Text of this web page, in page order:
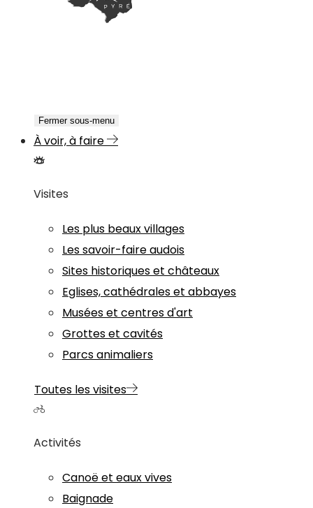
Fermer sous-menu
À voir, à faire
Visites
Les plus beaux villages
Les savoir-faire audois
Sites historiques et châteaux
Eglises, cathédrales et abbayes
Musées et centres d'art
Grottes et cavités
Parcs animaliers
Toutes les visites
Activités
Canoë et eaux vives
Baignade